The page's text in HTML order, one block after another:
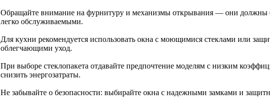
Обращайте внимание на фурнитуру и механизмы открывания — они
легко обслуживаемыми.
Для кухни рекомендуется использовать окна с моющимися стеклами или
облегчающими уход.
При выборе стеклопакета отдавайте предпочтение моделям с низким
снизить энергозатраты.
Не забывайте о безопасности: выбирайте окна с надежными замками и